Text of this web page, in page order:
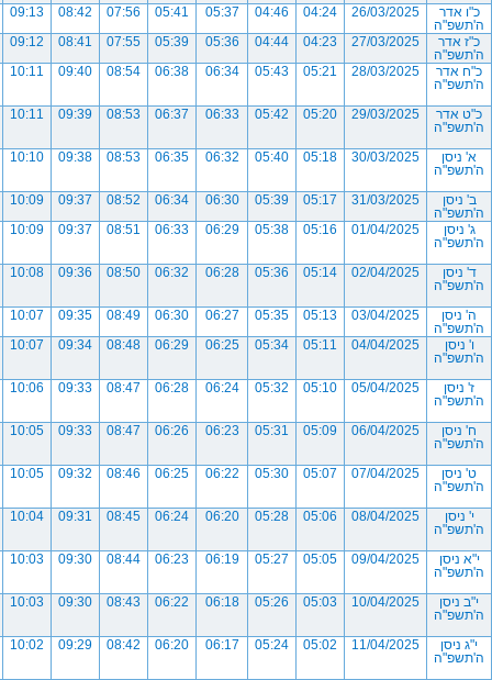
כ"ו אדר
ה'תשפ"ה
26/03/2025
04:24
04:46
05:37
05:41
07:56
08:42
09:13
כ"ז אדר
ה'תשפ"ה
27/03/2025
04:23
04:44
05:36
05:39
07:55
08:41
09:12
כ"ח אדר
ה'תשפ"ה
28/03/2025
05:21
05:43
06:34
06:38
08:54
09:40
10:11
כ"ט אדר
ה'תשפ"ה
29/03/2025
05:20
05:42
06:33
06:37
08:53
09:39
10:11
א' ניסן
ה'תשפ"ה
30/03/2025
05:18
05:40
06:32
06:35
08:53
09:38
10:10
ב' ניסן
ה'תשפ"ה
31/03/2025
05:17
05:39
06:30
06:34
08:52
09:37
10:09
ג' ניסן
ה'תשפ"ה
01/04/2025
05:16
05:38
06:29
06:33
08:51
09:37
10:09
ד' ניסן
ה'תשפ"ה
02/04/2025
05:14
05:36
06:28
06:32
08:50
09:36
10:08
ה' ניסן
ה'תשפ"ה
03/04/2025
05:13
05:35
06:27
06:30
08:49
09:35
10:07
ו' ניסן
ה'תשפ"ה
04/04/2025
05:11
05:34
06:25
06:29
08:48
09:34
10:07
ז' ניסן
ה'תשפ"ה
05/04/2025
05:10
05:32
06:24
06:28
08:47
09:33
10:06
ח' ניסן
ה'תשפ"ה
06/04/2025
05:09
05:31
06:23
06:26
08:47
09:33
10:05
ט' ניסן
ה'תשפ"ה
07/04/2025
05:07
05:30
06:22
06:25
08:46
09:32
10:05
י' ניסן
ה'תשפ"ה
08/04/2025
05:06
05:28
06:20
06:24
08:45
09:31
10:04
י"א ניסן
ה'תשפ"ה
09/04/2025
05:05
05:27
06:19
06:23
08:44
09:30
10:03
י"ב ניסן
ה'תשפ"ה
10/04/2025
05:03
05:26
06:18
06:22
08:43
09:30
10:03
י"ג ניסן
ה'תשפ"ה
11/04/2025
05:02
05:24
06:17
06:20
08:42
09:29
10:02